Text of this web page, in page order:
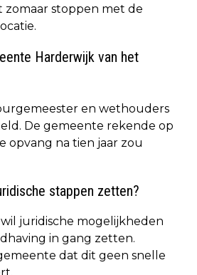
zomaar stoppen met de
Harderwijk van het
en wethouders
De gemeente rekende op
opvang na tien jaar zou
stappen zetten?
juridische mogelijkheden
in gang zetten.
dat dit geen snelle